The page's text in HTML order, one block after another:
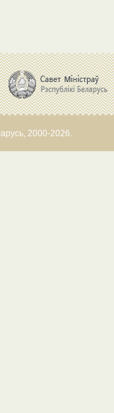
2000-2026.